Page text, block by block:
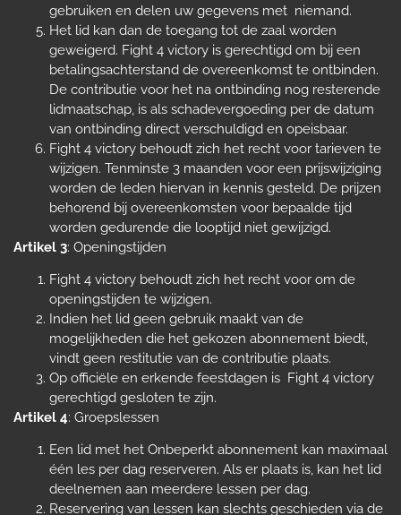
gebruiken en delen uw gegevens met niemand.
Het lid kan dan de toegang tot de zaal worden
geweigerd. Fight 4 victory is gerechtigd om bij een
betalingsachterstand de overeenkomst te ontbinden.
De contributie voor het na ontbinding nog resterende
lidmaatschap, is als schadevergoeding per de datum
van ontbinding direct verschuldigd en opeisbaar.
Fight 4 victory behoudt zich het recht voor tarieven te
wijzigen. Tenminste 3 maanden voor een prijswijziging
worden de leden hiervan in kennis gesteld. De prijzen
behorend bij overeenkomsten voor bepaalde tijd
worden gedurende die looptijd niet gewijzigd.
Artikel 3: Openingstijden
Fight 4 victory behoudt zich het recht voor om de
openingstijden te wijzigen.
Indien het lid geen gebruik maakt van de
mogelijkheden die het gekozen abonnement biedt,
vindt geen restitutie van de contributie plaats.
Op officiële en erkende feestdagen is Fight 4 victory
gerechtigd gesloten te zijn.
Artikel 4: Groepslessen
Een lid met het Onbeperkt abonnement kan maximaal
één les per dag reserveren. Als er plaats is, kan het lid
deelnemen aan meerdere lessen per dag.
Reservering van lessen kan slechts geschieden via de